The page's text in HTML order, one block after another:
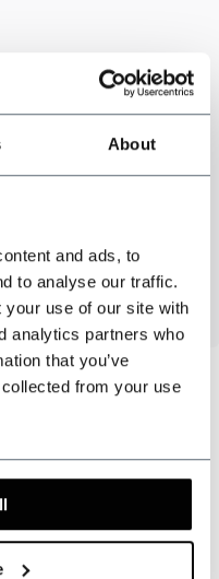
About
and ads, to
to analyse our traffic.
your use of our site with
analytics partners who
that you’ve
from your use
/ 4% polyamide - Cuir de